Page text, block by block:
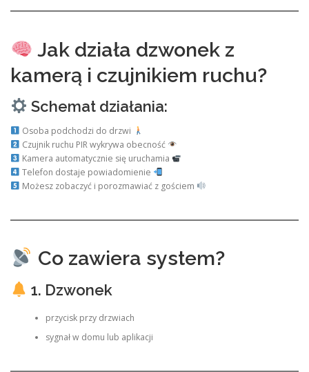
Jak działa dzwonek z
kamerą i czujnikiem ruchu?
Schemat działania:
Osoba podchodzi do drzwi
Czujnik ruchu PIR wykrywa obecność
Kamera automatycznie się uruchamia
Telefon dostaje powiadomienie
Możesz zobaczyć i porozmawiać z gościem
Co zawiera system?
1. Dzwonek
przycisk przy drzwiach
sygnał w domu lub aplikacji